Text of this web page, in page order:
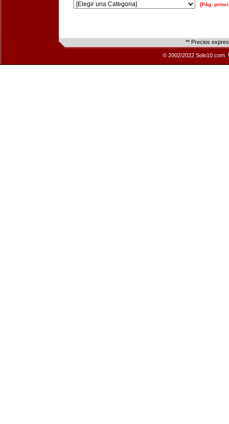
[Pág.
** Precios
© 2002/2022 Solo10.com